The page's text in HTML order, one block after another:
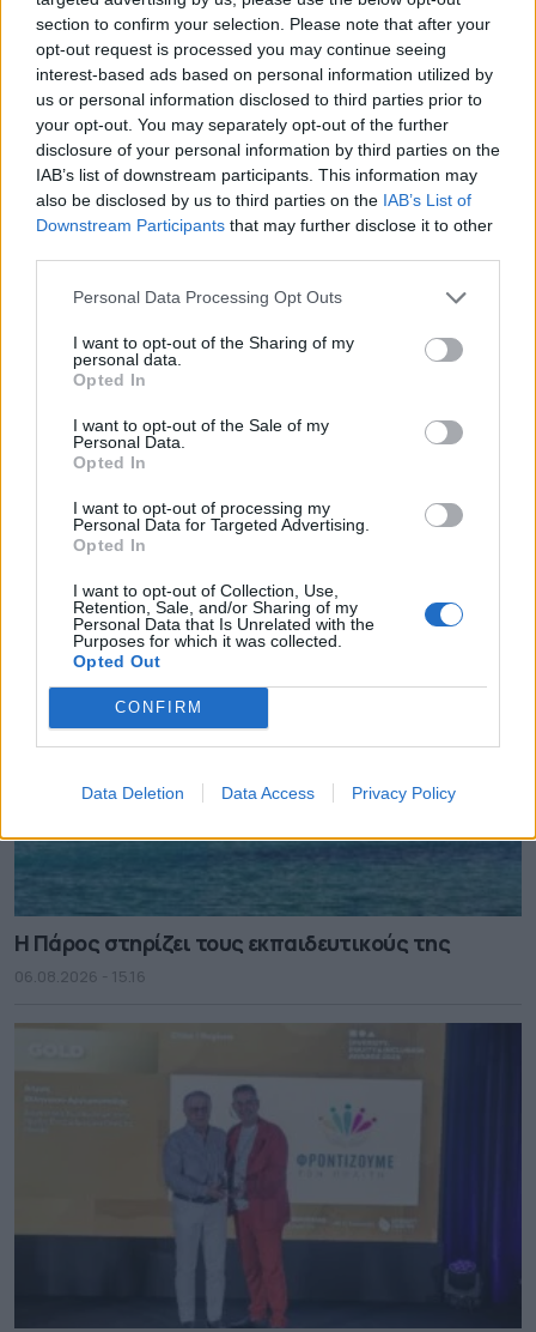
section to confirm your selection. Please note that after your
opt-out request is processed you may continue seeing
interest-based ads based on personal information utilized by
us or personal information disclosed to third parties prior to
your opt-out. You may separately opt-out of the further
disclosure of your personal information by third parties on the
IAB’s list of downstream participants. This information may
also be disclosed by us to third parties on the IAB’s List of
Downstream Participants that may further disclose it to other
Personal Data Processing Opt Outs
I want to opt-out of the Sharing of my
personal data.
Opted In
I want to opt-out of the Sale of my
Personal Data.
Opted In
I want to opt-out of processing my
Personal Data for Targeted Advertising.
Opted In
I want to opt-out of Collection, Use,
Retention, Sale, and/or Sharing of my
Personal Data that Is Unrelated with the
Purposes for which it was collected.
Opted Out
CONFIRM
Data Deletion Data Access Privacy Policy
Attica Roots Festival: Εννέα συναυλίες, δεκάδες
χιλιάδες θεατές, ένας νέος πολιτιστικός χάρτης
της Αττικής
06.08.2026 - 20.03
Πάνω από 60 σημεία με καθαρό πόσιμο νερό σε
όλο τον Δήμο Χανίων
Η Πάρος στηρίζει τους εκπαιδευτικούς της
06.08.2026 - 15.16